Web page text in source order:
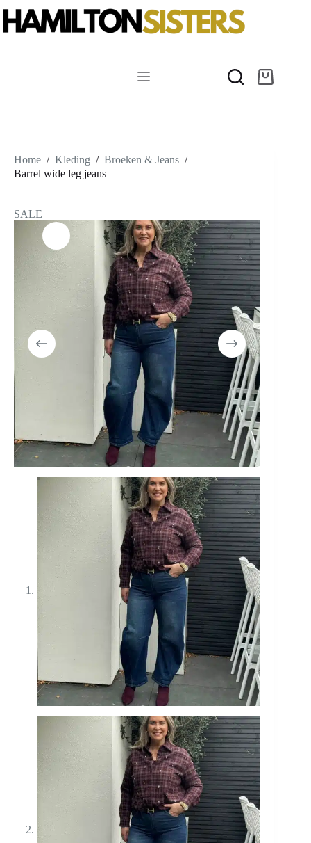
naar
de
Home / Kleding / Broeken & Jeans /
Barrel wide leg jeans
SALE